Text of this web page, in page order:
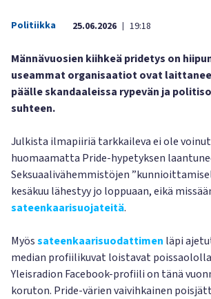
Politiikka 25.06.2026 | 19:18
Männävuosien kiihkeä pridetys on
useammat organisaatiot ovat
päälle skandaaleissa rypevän ja
suhteen.
Julkista ilmapiiriä tarkkaileva ei ole
huomaamatta Pride-hypetyksen
Seksuaalivähemmistöjen
kesäkuu lähestyy jo loppuaan, eikä
sateenkaarisuojateitä.
Myössateenkaarisuodattimen läpi
median profiilikuvat loistavat
Yleisradion Facebook-profiili on tänä
koruton. Pride-värien vaivihkainen